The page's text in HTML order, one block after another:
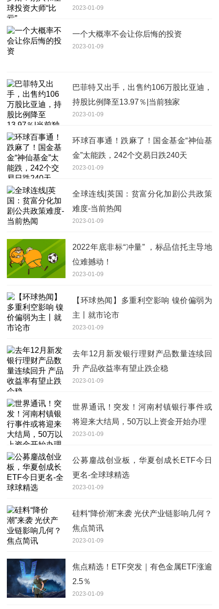
2023-01-09
一个大概率不会让你后悔的投资
2023-01-09
巴菲特又出手，出售约106万股比亚迪，
持股比例降至13.97％|当前独家
2023-01-09
环球百事通！跌麻了！国金基金“神仙基
金”太能跌，242个交易日跌240天
2023-01-09
全球连线|英国：贫富分化加剧公共政策
难度-当前热闻
2023-01-09
2022年底非标“冲量” ，标品信托主导地
位难撼动！
2023-01-09
【环球热闻】多重利空影响 镍价偏弱为
主丨就市论市
2023-01-09
去年12月新发银行理财产品数量连续回
升 产品收益率有望止跌企稳
2023-01-09
世界通讯！突发！河南村镇银行事件或
将迎来大结局，50万以上资金开始办理
2023-01-09
公募鏖战创业板，华夏创成长ETF今日
更名-全球球精选
2023-01-09
硅料“降价潮”来袭 光伏产业链影响几何？
焦点简讯
2023-01-09
焦点精选！ETF突发｜有色金属ETF涨逾
2.5％
2023-01-09